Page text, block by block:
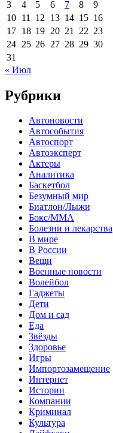
3
4 5 6 7 8
9
10 11 12 13 14 15 16
17 18 19 20 21 22 23
24 25 26 27 28 29 30
31
« Июл
Рубрики
Автоновости
Автособытия
Автоспорт
Автоэксперт
Актеры
Аналитика
Баскетбол
Безумный мир
Биатлон/Лыжи
Бокс/MMA
Болезни и лекарства
В мире
В России
Вещи
Военные новости
Волейбол
Гаджеты
Дети
Дом и сад
Еда
Звёзды
Здоровье
Игры
Импортозамещение
Интернет
Истории
Компании
Криминал
Культура